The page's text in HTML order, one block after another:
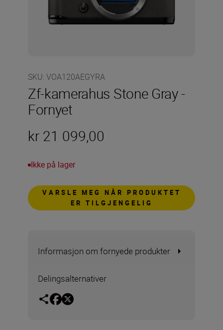
SKU: VOA120AEGYRA
Zf-kamerahus Stone Gray -
Fornyet
kr 21 099,00
Ikke på lager
VARSLE MEG NÅR PRODUKTET
ER TILGJENGELIG
Informasjon om fornyede produkter
Delingsalternativer